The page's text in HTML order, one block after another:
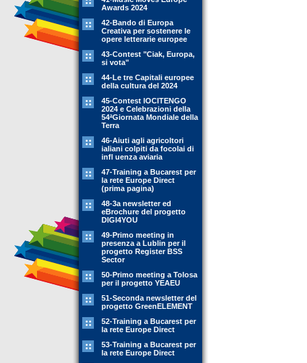
Awards 2024
42-Bando di Europa
Creativa per sostenere le
opere letterarie europee
43-Contest "Ciak, Europa,
si vota"
44-Le tre Capitali europee
della cultura del 2024
45-Contest IOCITENGO
2024 e Celebrazioni della
54ªGiornata Mondiale della
Terra
46-Aiuti agli agricoltori
ialiani colpiti da focolai di
infl uenza aviaria
47-Training a Bucarest per
la rete Europe Direct
(prima pagina)
48-3a newsletter ed
eBrochure del progetto
DIGI4YOU
49-Primo meeting in
presenza a Lublin per il
progetto Register BSS
Sector
50-Primo meeting a Tolosa
per il progetto YEAEU
51-Seconda newsletter del
progetto GreenELEMENT
52-Training a Bucarest per
la rete Europe Direct
53-Training a Bucarest per
la rete Europe Direct